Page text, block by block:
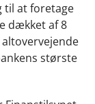
til at foretage
dækket af 8
største